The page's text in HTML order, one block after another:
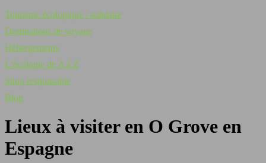
Tourisme écologique / solidaire
Destinations de voyage
Hébergements
L’écologie de A à Z
Shop responsable
Blog
Lieux à visiter en O Grove en
Espagne